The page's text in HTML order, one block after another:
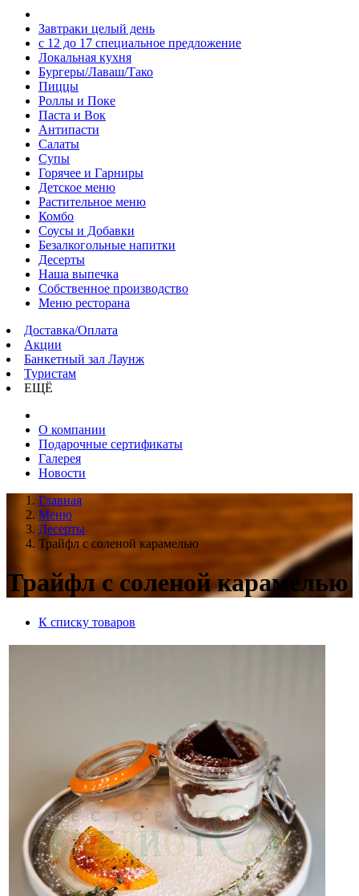
Завтраки целый день
с 12 до 17 специальное предложение
Локальная кухня
Бургеры/Лаваш/Тако
Пиццы
Роллы и Поке
Паста и Вок
Антипасти
Салаты
Супы
Горячее и Гарниры
Детское меню
Растительное меню
Комбо
Соусы и Добавки
Безалкогольные напитки
Десерты
Наша выпечка
Собственное производство
Меню ресторана
Доставка/Оплата
Акции
Банкетный зал Лаунж
Туристам
ЕЩЁ
О компании
Подарочные сертификаты
Галерея
Новости
Главная
Меню
Десерты
Трайфл с соленой карамелью
Трайфл с соленой карамелью
К списку товаров